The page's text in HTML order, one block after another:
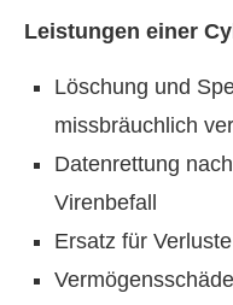
Leistungen einer
Löschung und
missbräuchlich
Datenrettung
Virenbefall
Ersatz für